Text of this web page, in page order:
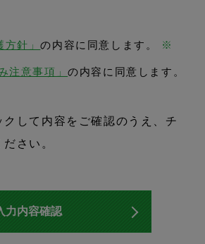
方針」の内容に同意します。 ※
注意事項」の内容に同意します。
して内容をご確認のうえ、チ
さい。
力内容確認